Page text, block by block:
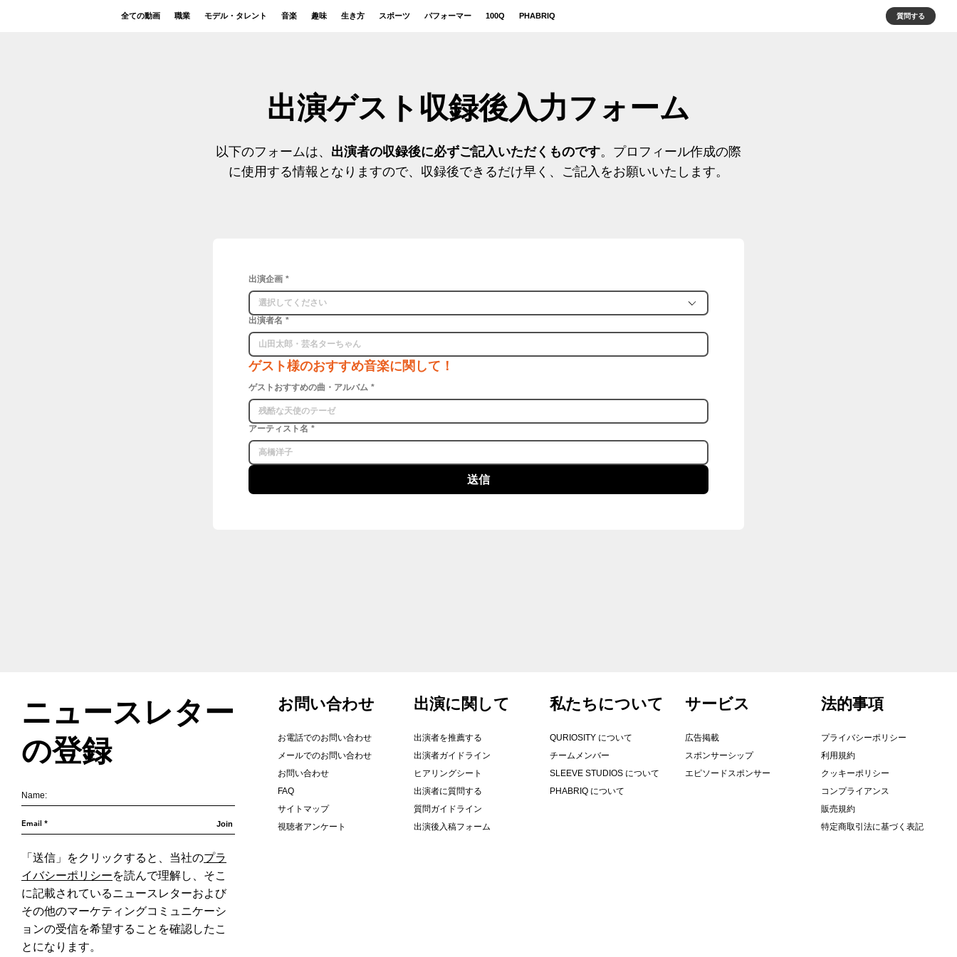
全ての動画 職業 モデル・タレント 音楽 趣味 生き方 スポーツ パフォーマー 100Q PHABRIQ 質問する
​出演ゲスト収録後入力フォーム
以下のフォームは、 出演者の収録後に必ずご記入いただくものです。プロフィール作成の際
に使用する情報となりますので、収録後できるだけ早く、ご記入をお願いいたします。
出演企画 *
選択してください
出演者名 *
ゲスト様のおすすめ音楽に関して！
ゲストおすすめの曲・アルバム *
アーティスト名 *
送信
「送信」をクリックすると、当社のプラ
イバシーポリシーを読んで理解し、そこ
に記載されているニュースレターおよび
その他のマーケティングコミュニケーシ
ョンの受信を希望することを確認したこ
とになります。
ニュースレター
の登録
Join
法的事項
プライバシーポリシー
利用規約
クッキーポリシー
コンプライアンス
販売規約
特定商取引法に基づく表記
​私たちについて
QURIOSITY について
チームメンバー
SLEEVE STUDIOS について
PHABRIQ について
出演に関して
出演者を推薦する
出演者ガイドライン
ヒアリングシート
出演者に質問する
質問ガイドライン
出演後入稿フォーム
お問い合わせ
お電話でのお問い合わせ
メールでのお問い合わせ
お問い合わせ
FAQ
サイトマップ
視聴者アンケート
サービス
広告掲載
スポンサーシップ
エピソードスポンサー